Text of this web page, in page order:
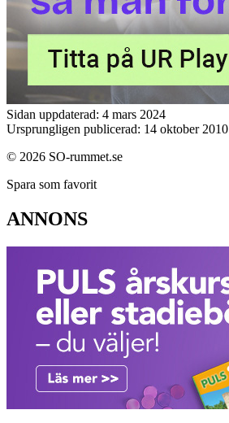
Sidan uppdaterad: 4 mars 2024
Ursprungligen publicerad: 14 oktober 2010
© 2026 SO-rummet.se
Spara som favorit
ANNONS